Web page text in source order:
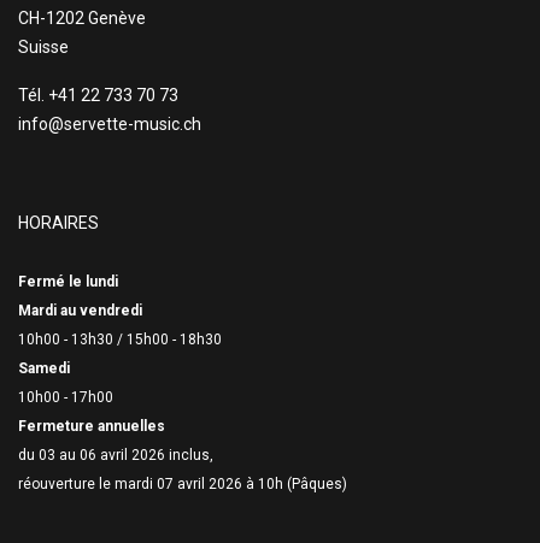
CH-1202 Genève
Suisse
Tél. +41 22 733 70 73
info@servette-music.ch
HORAIRES
Fermé le lundi
Mardi au vendredi
10h00 - 13h30 / 15h00 - 18h30
Samedi
10h00 - 17h00
Fermeture annuelles
du 03 au 06 avril 2026 inclus,
réouverture le mardi 07 avril 2026 à 10h (Pâques)